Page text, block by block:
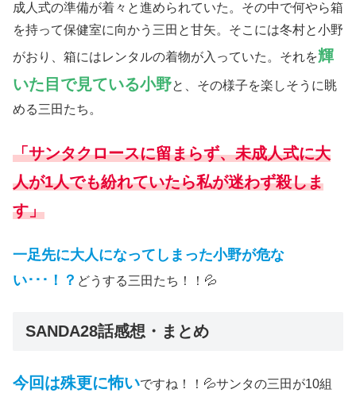
成人式の準備が着々と進められていた。その中で何やら箱
を持って保健室に向かう三田と甘矢。そこには冬村と小野
がおり、箱にはレンタルの着物が入っていた。それを輝
いた目で見ている小野と、その様子を楽しそうに眺
める三田たち。
「サンタクロースに留まらず、未成人式に大
人が1人でも紛れていたら私が迷わず殺しま
す」
一足先に大人になってしまった小野が危な
い･･･！？ どうする三田たち！！💦
SANDA28話感想・まとめ
今回は殊更に怖いですね！！💦サンタの三田が10組